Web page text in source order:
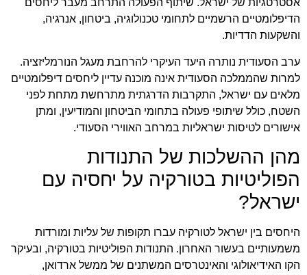
אסטרטגיות של ישראל. שיתוף הפעולה התרחב מעבר ליחסים
הדיפלומטיים הרשמיים לתחומי טכנולוגיה, ביטחון, אנרגיה,
והשקעות הדדיות.
ערב הסעודית נותרה היעד העיקרי להרחבת מעגל הנורמליזציה.
למרות שהממלכה הסעודית אינה מוכנה עדיין ליחסים דיפלומטיים
מלאים עם ישראל, התקרבות הדרגתית מתרחשת מתחת לפני
השטח, כולל שיתופי פעולה בתחומי הביטחון והמודיעין, ומתן
אישורים לטיסות ישראליות במרחב האווירי הסעודי.
מהן ההשלכות של התנודות
הפוליטיות בטורקיה על יחסיה עם
ישראל?
היחסים בין ישראל לטורקיה עברו תקופות של עליות ומורדות
משמעותיים בעשור האחרון. התנודות הפוליטיות בטורקיה, ובעיקר
הקו האידיאולוגי והאינטרסים המשתנים של ממשל ארדואן,